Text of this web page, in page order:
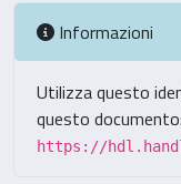
Informazioni
Utilizza questo
questo documento:
https://